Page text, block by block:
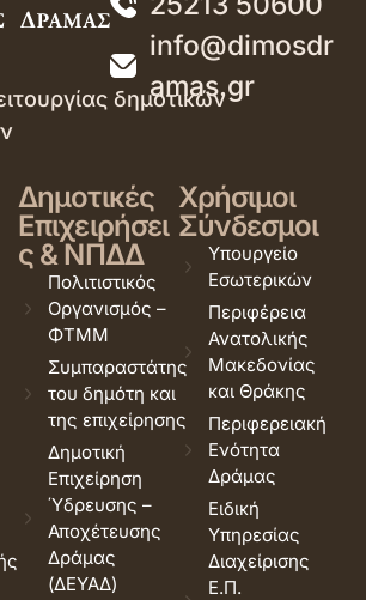
info@dimosdr
amas.gr
δημοτικών
Δημοτικές
Επιχειρήσει
ς & ΝΠΔΔ
Πολιτιστικός
Οργανισμός –
ΦΤΜΜ
Συμπαραστάτης
του δημότη και
της επιχείρησης
Δημοτική
Επιχείρηση
Ύδρευσης –
Αποχέτευσης
Δράμας
(ΔΕΥΑΔ)
Χρήσιμοι
Σύνδεσμοι
Υπουργείο
Εσωτερικών
Περιφέρεια
Ανατολικής
Μακεδονίας
και Θράκης
Περιφερειακή
Ενότητα
Δράμας
Ειδική
Υπηρεσίας
Διαχείρισης
Ε.Π.